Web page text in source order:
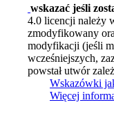
wskazać jeśli
4.0 licencji należy
zmodyfikowany
modyfikacji (jeśli
wcześniejszych,
powstał utwór
Wskazówki
Więcej